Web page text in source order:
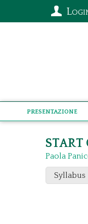
Presentazione
START
Paola
Syllabus